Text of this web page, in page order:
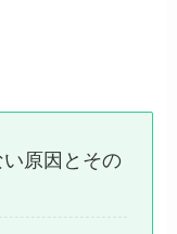
原因とその